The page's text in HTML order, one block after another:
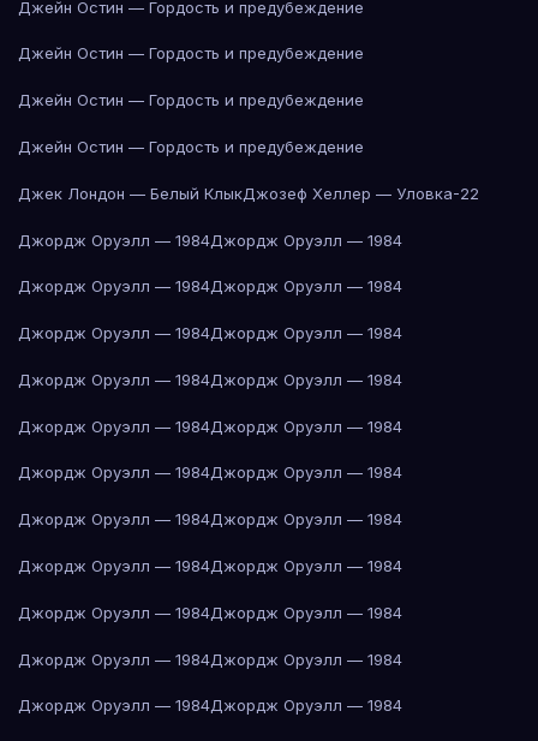
Джейн Остин — Гордость и предубеждение
Джейн Остин — Гордость и предубеждение
Джейн Остин — Гордость и предубеждение
Джейн Остин — Гордость и предубеждение
Джек Лондон — Белый КлыкДжозеф Хеллер — Уловка-22
Джордж Оруэлл — 1984Джордж Оруэлл — 1984
Джордж Оруэлл — 1984Джордж Оруэлл — 1984
Джордж Оруэлл — 1984Джордж Оруэлл — 1984
Джордж Оруэлл — 1984Джордж Оруэлл — 1984
Джордж Оруэлл — 1984Джордж Оруэлл — 1984
Джордж Оруэлл — 1984Джордж Оруэлл — 1984
Джордж Оруэлл — 1984Джордж Оруэлл — 1984
Джордж Оруэлл — 1984Джордж Оруэлл — 1984
Джордж Оруэлл — 1984Джордж Оруэлл — 1984
Джордж Оруэлл — 1984Джордж Оруэлл — 1984
Джордж Оруэлл — 1984Джордж Оруэлл — 1984